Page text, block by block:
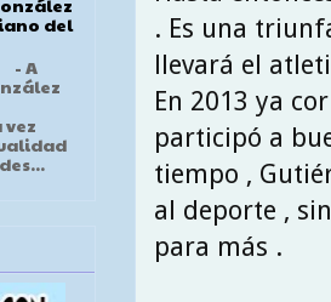
. Es una
llevará el
En 2013 ya
participó a
tiempo ,
al deporte ,
para más .
del